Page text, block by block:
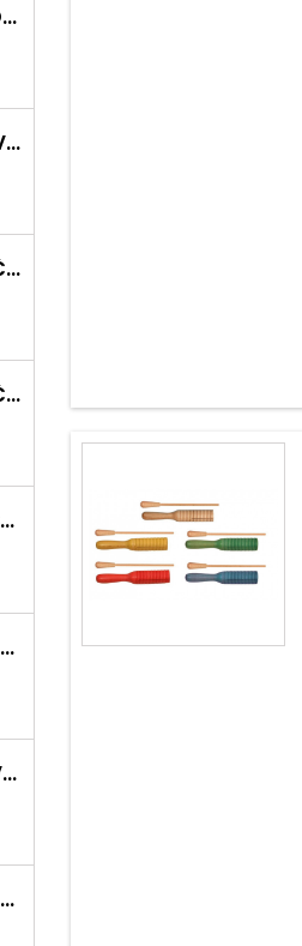
GOLDON OCELOVÉ PRSTOVÉ ČINELKY
SIRIUS KYTAROVÁ STRUNA
GOLDON OZVUČNÁ DŘÍVKA 18 X 200MM
GOLDON OZVUČNÁ DŘÍVKA 15 X 150MM
GOLDON - CHICKEN SHAKER
PROLINE OBAL NA AKUSTICKOU KYTARU S 5 MM POLSTROVÁNÍM
PROLINE NOTOVÝ PULT ODLEHČENÝ
PROLINE OBAL NA KLASICKOU KYTARU S 5 MM POLSTROVÁNÍM